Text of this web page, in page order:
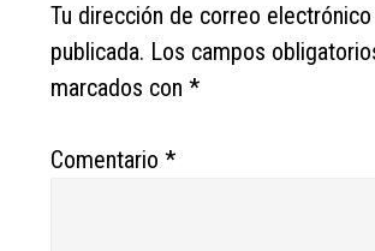
Tu dirección de correo
publicada. Los campos
marcados con*
Comentario*